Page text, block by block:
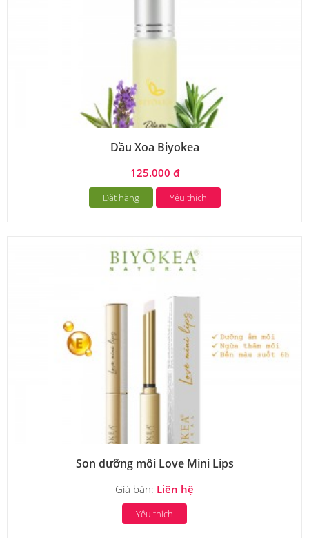
Dầu Xoa Biyokea
125.000 đ
Đặt hàng Yêu thích
Son dưỡng môi Love Mini Lips
Giá bán: Liên hệ
Yêu thích